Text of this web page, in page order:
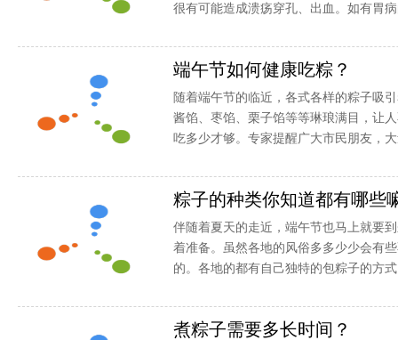
很有可能造成溃疡穿孔、出血。如有胃
端午节如何健康吃粽？
随着端午节的临近，各式各样的粽子吸
酱馅、枣馅、栗子馅等等琳琅满目，让
吃多少才够。专家提醒广大市民朋友，
粽子的种类你知道都有哪些
伴随着夏天的走近，端午节也马上就要
着准备。虽然各地的风俗多多少少会有
的。各地的都有自己独特的包粽子的方
煮粽子需要多长时间？